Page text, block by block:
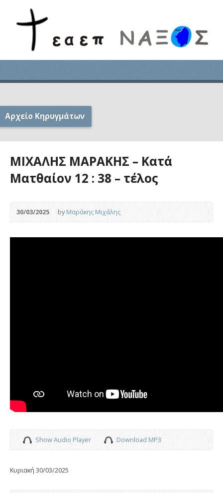
Αρχείο Κηρυγμάτων
ΜΙΧΑΛΗΣ ΜΑΡΑΚΗΣ – Κατά
Ματθαίον 12 : 38 – τέλος
30/03/2025 byΜαράκης Μιχάλης
Show Audio Player Download MP3
Κυριακή 30/03/2025